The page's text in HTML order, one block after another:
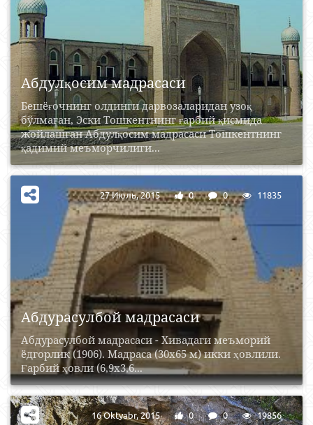
Абдулқосим мадрасаси
Бешёғочнинг олдинги дарвозаларидан узоқ
бўлмаган, Эски Тошкентнинг ғарбий қисмида
жойлашган Абдулқосим мадрасаси Тошкентнинг
қадимий меъморчилиги...
Абдурасулбой мадрасаси
Абдурасулбой мадрасаси - Хивадаги меъморий
ёдгорлик (1906). Мадраса (30х65 м) икки ҳовлили.
Ғарбий ҳовли (6,9х3,6...
27 Июль, 2015 0 0 11835
16 Oktyabr, 2015 0 0 19856